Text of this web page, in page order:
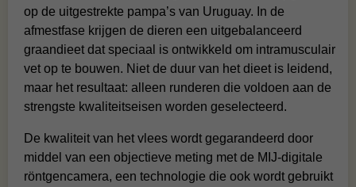
op de uitgestrekte pampa’s van Uruguay. In de
afmestfase krijgen de dieren een uitgebalanceerd
graandieet dat speciaal is ontwikkeld om intramusculair
vet op te bouwen. Niet de duur van het dieet is leidend,
maar het resultaat: alleen runderen die voldoen aan de
strengste kwaliteitseisen worden geselecteerd.
De kwaliteit van het vlees wordt gegarandeerd door
middel van een objectieve meting met de MIJ-digitale
röntgencamera, een technologie die ook wordt gebruikt